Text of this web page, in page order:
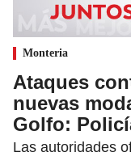
Monteria
Ataques
nuevas
Golfo:
Las autoridades